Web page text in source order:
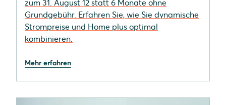
zum 31. August 12 statt 6 Monate ohne
Grundgebühr. Erfahren Sie, wie Sie dynamische
Strompreise und Home plus optimal
kombinieren.
Mehr erfahren